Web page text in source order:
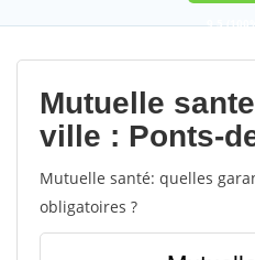
9,5
Mutuelle
ville : Ponts-
Mutuelle santé: quelles
obligatoires ?